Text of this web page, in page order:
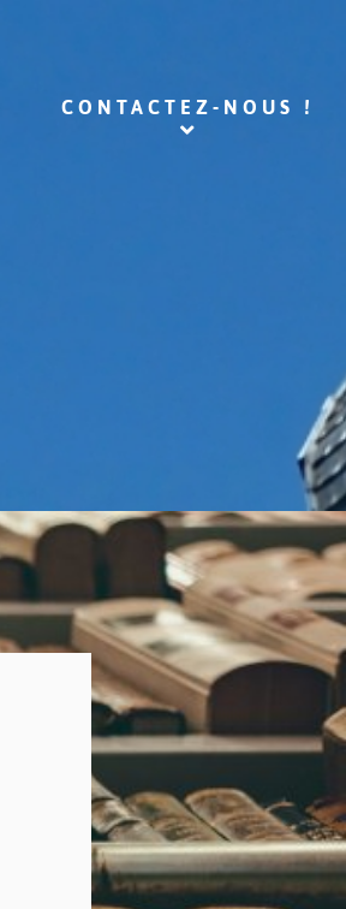
CONTACTEZ-NOUS !